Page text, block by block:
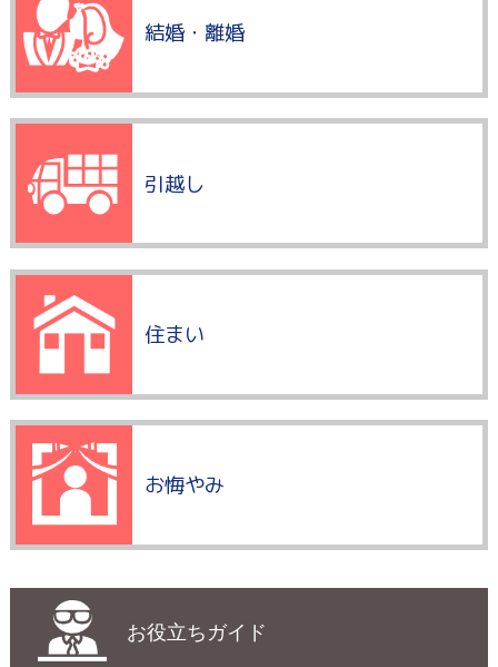
結婚・離婚
引越し
住まい
お悔やみ
お役立ちガイド